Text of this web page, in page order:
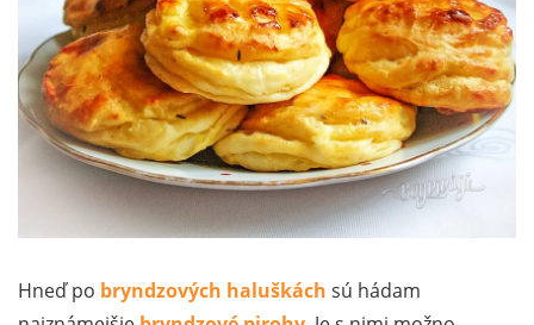
Hneď po bryndzových haluškách sú hádam